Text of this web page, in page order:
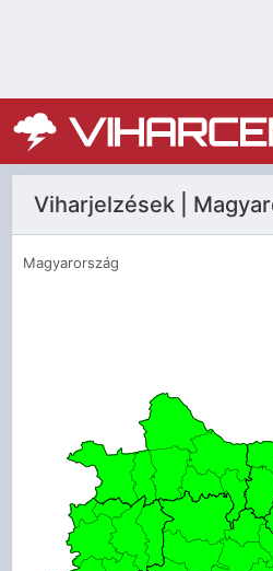
Viharjelzések |
Magyarország